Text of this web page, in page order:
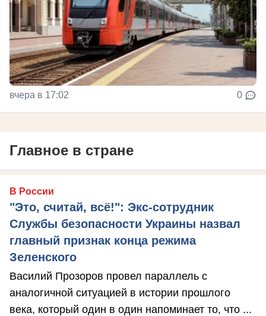
вчера в 17:02 0
Главное в стране
В России
"Это, считай, всё!": Экс-сотрудник
Службы безопасности Украины назвал
главный признак конца режима
Зеленского
Василий Прозоров провел параллель с
аналогичной ситуацией в истории прошлого
века, который один в один напоминает то, что ...